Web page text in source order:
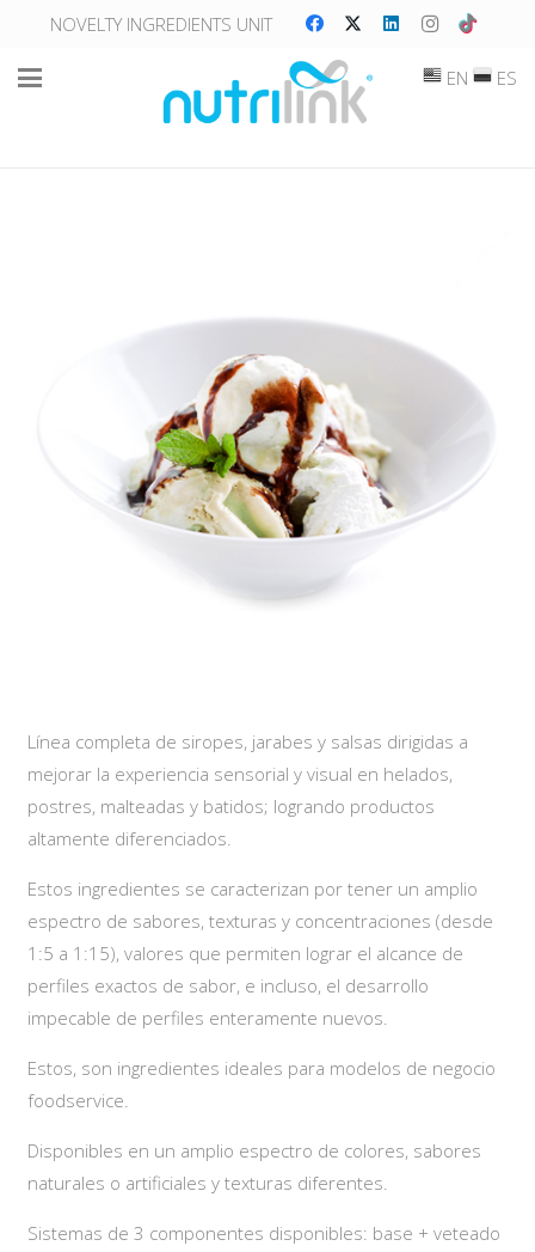
NOVELTY INGREDIENTS UNIT
EN ES
Línea completa de siropes, jarabes y salsas dirigidas a
mejorar la experiencia sensorial y visual en helados,
postres, malteadas y batidos; logrando productos
altamente diferenciados.
Estos ingredientes se caracterizan por tener un amplio
espectro de sabores, texturas y concentraciones (desde
1:5 a 1:15), valores que permiten lograr el alcance de
perfiles exactos de sabor, e incluso, el desarrollo
impecable de perfiles enteramente nuevos.
Estos, son ingredientes ideales para modelos de negocio
foodservice.
Disponibles en un amplio espectro de colores, sabores
naturales o artificiales y texturas diferentes.
Sistemas de 3 componentes disponibles: base + veteado